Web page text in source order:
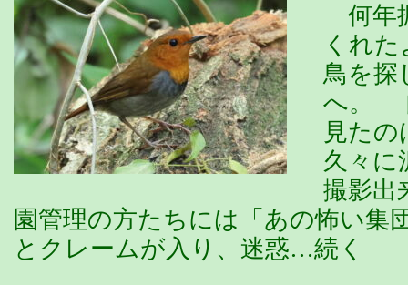
何年
くれ
鳥を探
へ。
見た
久々に
撮影
園管理の方たちには「あの怖い集
とクレームが入り、迷惑…続く